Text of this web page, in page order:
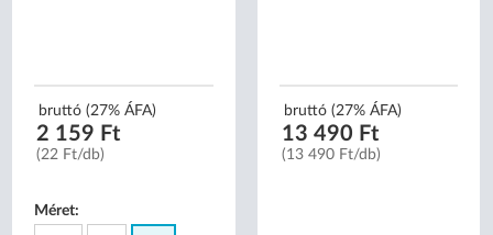
bruttó (27% ÁFA)
2 159 Ft
(22 Ft/db)
Méret:
bruttó (27% ÁFA)
13 490 Ft
(13 490 Ft/db)